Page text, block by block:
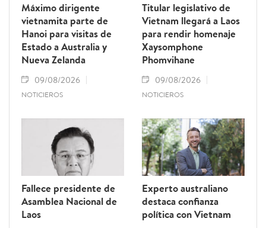
Máximo dirigente
vietnamita parte de
Hanoi para visitas de
Estado a Australia y
Nueva Zelanda
09/08/2026
NOTICIEROS
Titular legislativo de
Vietnam llegará a Laos
para rendir homenaje
Xaysomphone
Phomvihane
09/08/2026
NOTICIEROS
Fallece presidente de
Asamblea Nacional de
Laos
Experto australiano
destaca confianza
política con Vietnam